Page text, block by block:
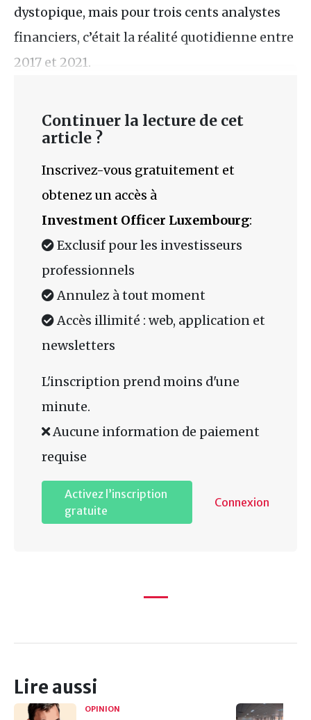
dystopique, mais pour trois cents analystes
financiers, c’était la réalité quotidienne entre
2017 et 2021.
Continuer la lecture de cet
article ?
Inscrivez-vous gratuitement et
obtenez un accès à
Investment Officer Luxembourg:
Exclusif pour les investisseurs
professionnels
Annulez à tout moment
Accès illimité : web, application et
newsletters
L'inscription prend moins d'une
minute.
Aucune information de paiement
requise
Activez l’inscription
gratuite
Connexion
Lire aussi
OPINION